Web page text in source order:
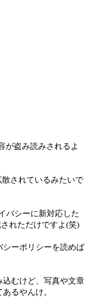
が盗み読みされるよ
散されているみたいで
バシーに新対応した
れただけですよ(笑)
ーポリシーを読めば
込むけど、写真や文章
るやんけ。